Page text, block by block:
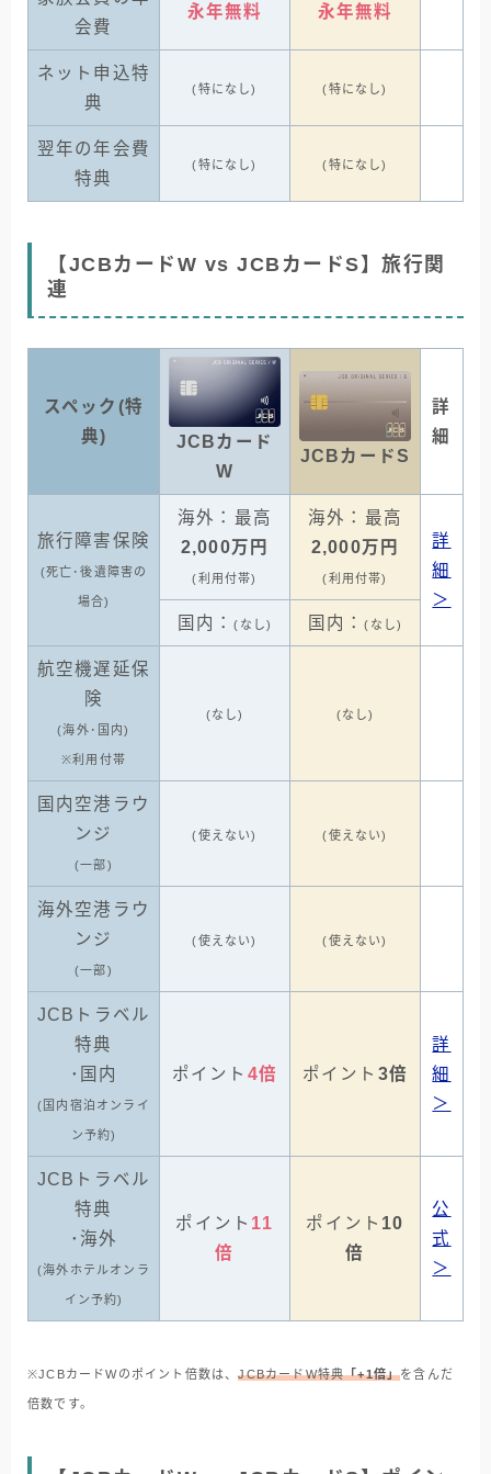
会費
永年無料 永年無料
ネット申込特
典
(特になし) (特になし)
翌年の年会費
特典
(特になし) (特になし)
【JCBカードW vs JCBカードS】旅行関
連
スペック(特
典)
JCBカード
W
JCBカードS
詳
細
旅行障害保険
(死亡･後遺障害の
場合)
海外：最高
2,000万円
(利用付帯)
海外：最高
2,000万円
(利用付帯)
詳
細
＞
国内：(なし) 国内：(なし)
航空機遅延保
険
(海外･国内)
※利用付帯
(なし) (なし)
国内空港ラウ
ンジ
(一部)
(使えない) (使えない)
海外空港ラウ
ンジ
(一部)
(使えない) (使えない)
JCBトラベル
特典
･国内
(国内宿泊オンライ
ン予約)
ポイント 4倍 ポイント 3倍
詳
細
＞
JCBトラベル
特典
･海外
(海外ホテルオンラ
イン予約)
ポイント 11
倍
ポイント 10
倍
公
式
＞
※JCBカードWのポイント倍数は、JCBカードW特典「+1倍」を含んだ
倍数です。